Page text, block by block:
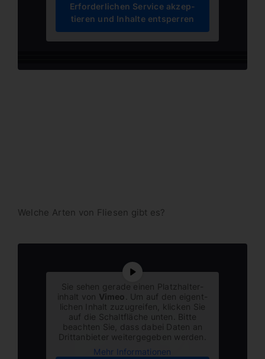
Erfor­der­lichen Service akzep­
tieren und Inhalte entsperren
Welche Arten von Fliesen gibt es?
Sie sehen gerade einen Platz­hal­ter­
inhalt von Vimeo . Um auf den eigent­
lichen Inhalt zuzugreifen, klicken Sie
auf die Schalt­fläche unten. Bitte
beachten Sie, dass dabei Daten an
Dritt­an­bieter weiter­ge­geben werden.
Mehr Infor­ma­tionen